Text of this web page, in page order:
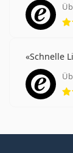
Schnelle